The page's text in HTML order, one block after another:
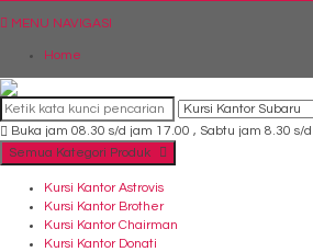
MENU NAVIGASI
Home
Buka jam 08.30 s/d jam 17.00 , Sabtu jam 8.30 s/
Semua Kategori Produk
Kursi Kantor Astrovis
Kursi Kantor Brother
Kursi Kantor Chairman
Kursi Kantor Donati